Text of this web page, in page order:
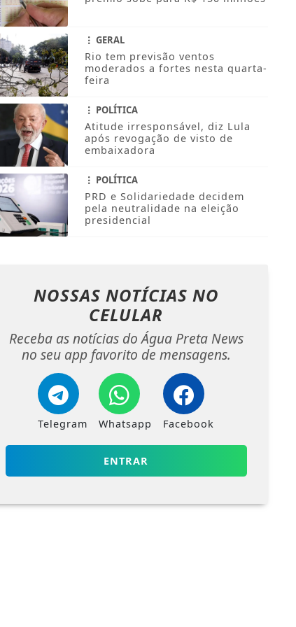
GERAL
Rio tem previsão ventos
moderados a fortes nesta quarta-
feira
POLÍTICA
Atitude irresponsável, diz Lula
após revogação de visto de
embaixadora
POLÍTICA
PRD e Solidariedade decidem
pela neutralidade na eleição
presidencial
NOSSAS NOTÍCIAS NO
CELULAR
Receba as notícias do Água Preta News
no seu app favorito de mensagens.
Telegram Whatsapp Facebook
ENTRAR